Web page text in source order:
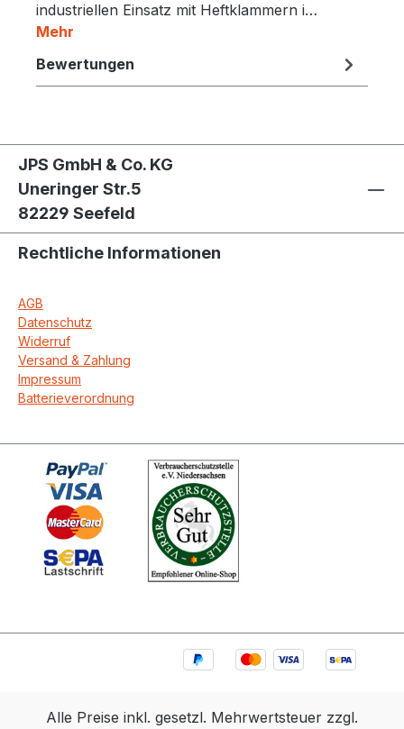
industriellen Einsatz mit Heftklammern i…
Mehr
Bewertungen
JPS GmbH & Co. KG
Uneringer Str.5
82229 Seefeld
Rechtliche Informationen
AGB
Datenschutz
Widerruf
Versand & Zahlung
Impressum
Batterieverordnung
Alle Preise inkl. gesetzl. Mehrwertsteuer zzgl.